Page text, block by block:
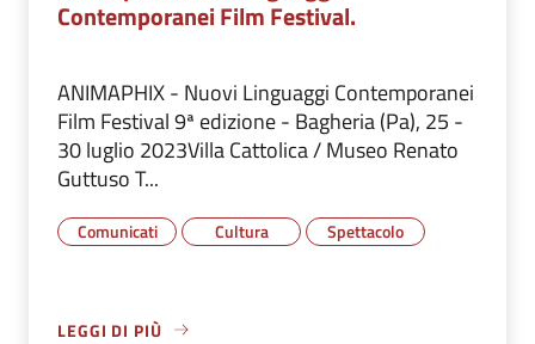
Contemporanei Film Festival.
ANIMAPHIX - Nuovi Linguaggi Contemporanei
Film Festival 9ª edizione - Bagheria (Pa), 25 -
30 luglio 2023Villa Cattolica / Museo Renato
Guttuso T...
Comunicati Cultura Spettacolo
LEGGI DI PIÙ